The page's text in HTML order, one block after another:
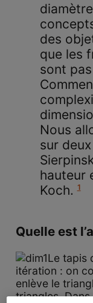
des
que les
sont
Nous
sur
hauteur
Koch.1
Quelle est
Le tapis
itération : on
enlève le
triangles.